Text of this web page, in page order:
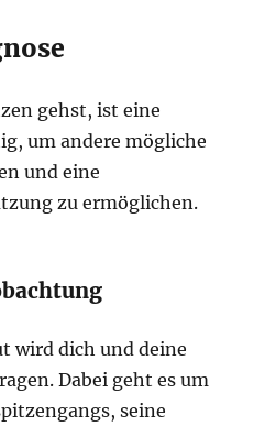
gehst, ist eine
um andere mögliche
und eine
zu ermöglichen.
wird dich und deine
Dabei geht es um
seine